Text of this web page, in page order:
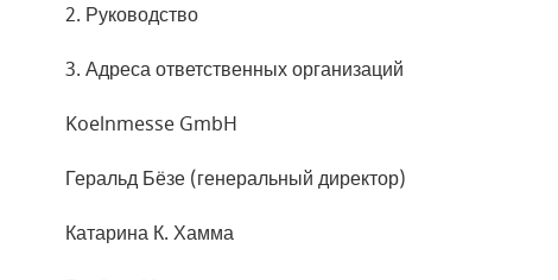
2. Руководство
3. Адреса ответственных организаций
Koelnmesse GmbH
Геральд Бёзе (генеральный директор)
Катарина К. Хамма